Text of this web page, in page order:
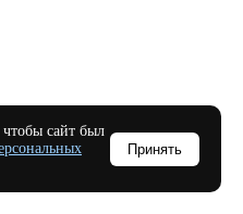
В корзину
чтобы сайт был
Принять